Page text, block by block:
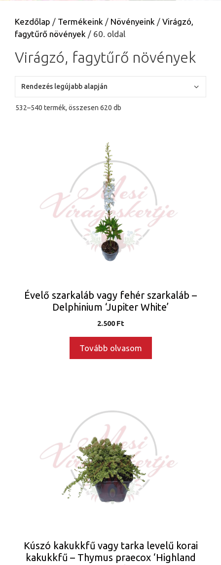
Kezdőlap / Termékeink / Növényeink / Virágzó,
fagytűrő növények / 60. oldal
Virágzó, fagytűrő növények
532–540 termék, összesen 620 db
Évelő szarkaláb vagy fehér szarkaláb –
Delphinium ‘Jupiter White’
2.500Ft
Tovább olvasom
Kúszó kakukkfű vagy tarka levelű korai
kakukkfű – Thymus praecox ‘Highland